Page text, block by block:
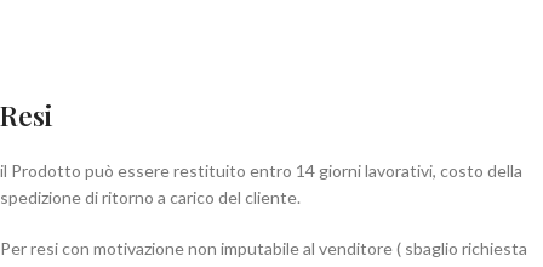
Resi
il Prodotto può essere restituito entro 14 giorni lavorativi, costo della
spedizione di ritorno a carico del cliente.
Per resi con motivazione non imputabile al venditore ( sbaglio richiesta